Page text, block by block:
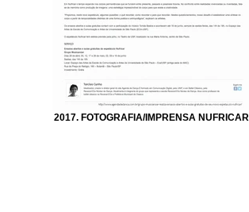
2017. FOTOGRAFIA/IMPRENSA NUFRICAR